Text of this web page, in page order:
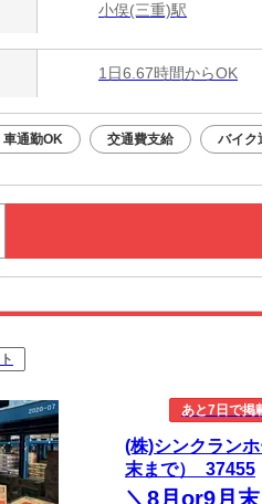
小俣(三重)駅
1日6.67時間からOK
車通勤OK 交通費支給 バイク
あと7日で掲
(株)シンクラン
末まで）_37455
＼8月or9月